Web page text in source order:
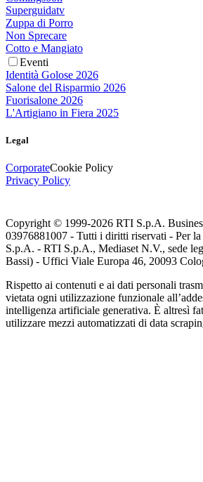
Superguidatv
Zuppa di Porro
Non Sprecare
Cotto e Mangiato
Eventi
Identità Golose 2026
Salone del Risparmio 2026
Fuorisalone 2026
L'Artigiano in Fiera 2025
Legal
CorporateCookie Policy
Privacy Policy
Copyright © 1999-2026 RTI S.p.A.
03976881007 - Tutti i diritti riservati - Per
S.p.A. - RTI S.p.A., Mediaset N.V., sede
Bassi) - Uffici Viale Europa 46, 20093
Rispetto ai contenuti e ai dati personali
vietata ogni utilizzazione funzionale
intelligenza artificiale generativa. È altresì
utilizzare mezzi automatizzati di data